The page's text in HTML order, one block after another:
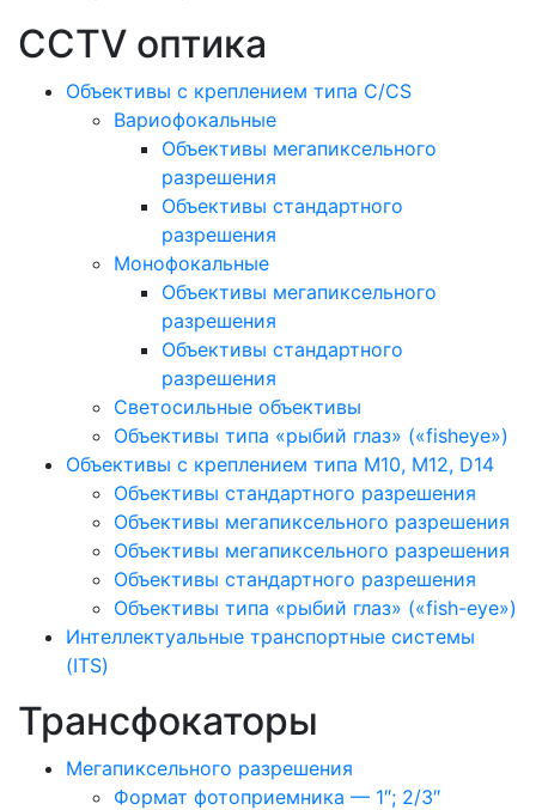
CCTV оптика
Объективы с креплением типа C/CS
Вариофокальные
Объективы мегапиксельного
разрешения
Объективы стандартного
разрешения
Монофокальные
Объективы мегапиксельного
разрешения
Объективы стандартного
разрешения
Светосильные объективы
Объективы типа «рыбий глаз» («fisheye»)
Объективы с креплением типа M10, M12, D14
Объективы стандартного разрешения
Объективы мегапиксельного разрешения
Объективы мегапиксельного разрешения
Объективы стандартного разрешения
Объективы типа «рыбий глаз» («fish-eye»)
Интеллектуальные транспортные системы
(ITS)
Трансфокаторы
Мегапиксельного разрешения
Формат фотоприемника — 1″; 2/3″